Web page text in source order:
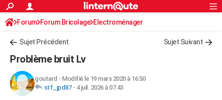
ACTUALITÉS
Politique
Société
Faits Divers
Education
Monde
Villes
+
FINANCE
Retraite
Impôts
Epargne
Immobilier
Risques naturels par ville
Banque
Assurance
Crédit
AUTO
S'inscrire
Connexion
Forum Forum Bricolage Electroménager
Sujet Précédent Sujet Suivant
Problème bruit Lv
goutard - Modifié le 19 mars 2020 à 16:50
stf_jpd87- 4 juil. 2026 à 07:43